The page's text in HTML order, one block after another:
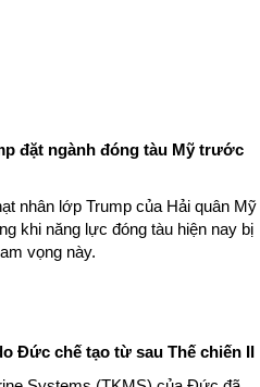
đặt ngành đóng tàu Mỹ trước
nhân lớp Trump của Hải quân Mỹ
khi năng lực đóng tàu hiện nay bị
vọng này.
Đức chế tạo từ sau Thế chiến II